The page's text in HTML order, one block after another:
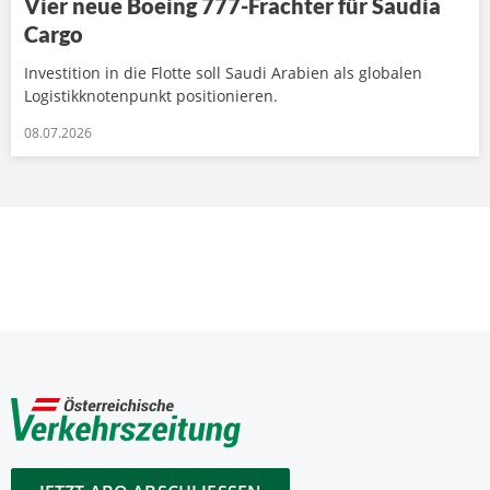
Vier neue Boeing 777-Frachter für Saudia
Cargo
Investition in die Flotte soll Saudi Arabien als globalen
Logistikknotenpunkt positionieren.
08.07.2026